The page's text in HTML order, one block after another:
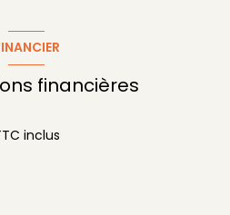
financières
inclus